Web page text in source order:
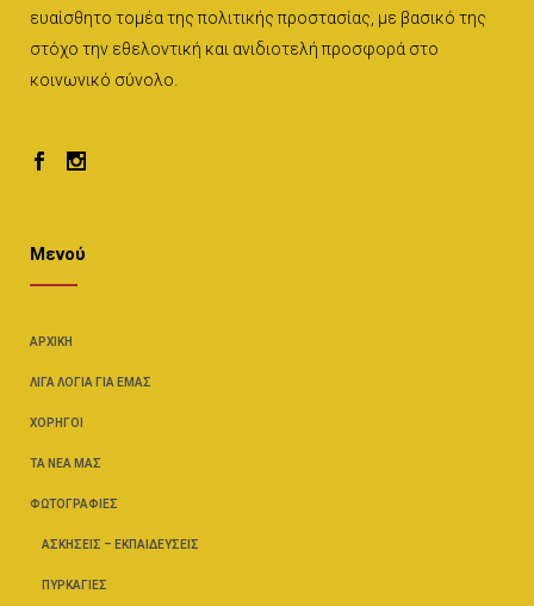
ευαίσθητο τομέα της πολιτικής προστασίας, με βασικό της
στόχο την εθελοντική και ανιδιοτελή προσφορά στο
κοινωνικό σύνολο.
Μενού
ΑΡΧΙΚΉ
ΛΊΓΑ ΛΌΓΙΑ ΓΙΑ ΕΜΆΣ
ΧΟΡΗΓΟΊ
ΤΑ ΝΈΑ ΜΑΣ
ΦΩΤΟΓΡΑΦΊΕΣ
ΑΣΚΉΣΕΙΣ – ΕΚΠΑΙΔΕΎΣΕΙΣ
ΠΥΡΚΑΓΙΈΣ